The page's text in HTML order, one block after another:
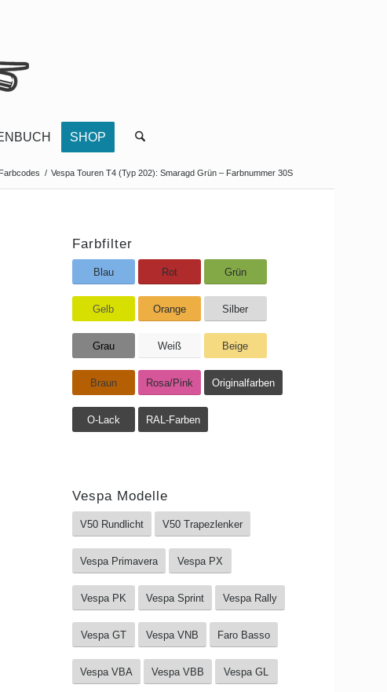
SHOP
/ Vespa Touren T4 (Typ 202): Smaragd Grün – Farbnummer 30S
Farbfilter
Blau Rot Grün
Gelb Orange Silber
Grau Weiß Beige
Braun Rosa/Pink Originalfarben
O-Lack RAL-Farben
Vespa Modelle
V50 Rundlicht V50 Trapezlenker
Vespa Primavera Vespa PX
Vespa PK Vespa Sprint Vespa Rally
Vespa GT Vespa VNB Faro Basso
Vespa VBA Vespa VBB Vespa GL